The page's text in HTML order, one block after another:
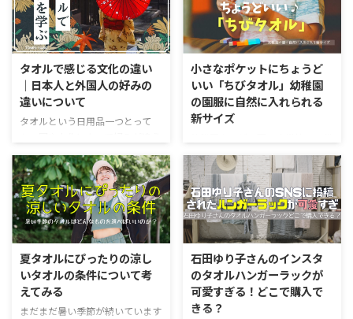
タオルで感じる文化の違い
｜日本人と外国人の好みの
違いについて
タオルという日用品一つとって
というのを感じます。 日本人と
外国人がそれぞれタオルに持って
いる感覚の違いは、単なる素材や
サイズの選好だけでなく、生活様
式、美意識に深く根ざしたものに
なります。 今回は海外と日本の
タオルとの付き合い方の違いにつ
いてみていきましょう。 日本人
のタオル観は『機能と礼儀』 日
本人は「柔らかさ」「吸水性」
「肌ざわり」を非常に重視しま
小さなポケットにちょうど
いい「ちびタオル」幼稚園
の園服に自然に入れられる
新サイズ
にもっていかせるハンカチ。 最近
では園や学校からタオル生地で指
定されることが増えてきていま
す。やはりしっかりお水を吸える
タオル生地は優秀。油断するとす
ぐに手が汚れる子供たちですか
ら、しっかりとしたハンカチを持
たせて欲しいというが先生たちの
希望なのでしょう。 ちびタオル
サイズは子供にぴったり ハンカ
チタオルというサイズも多くあり
夏タオルにぴったりの涼し
いタオルの条件について考
えてみる
まだまだ暑い季節が続いています
石田ゆり子さんのインスタ
のタオルハンガーラックが
可愛すぎる！どこで購入で
きる？